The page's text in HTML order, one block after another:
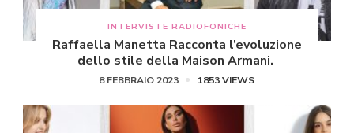
INTERVISTE RADIOFONICHE
Raffaella Manetta Racconta l’evoluzione
dello stile della Maison Armani.
8 FEBBRAIO 2023 1853 VIEWS